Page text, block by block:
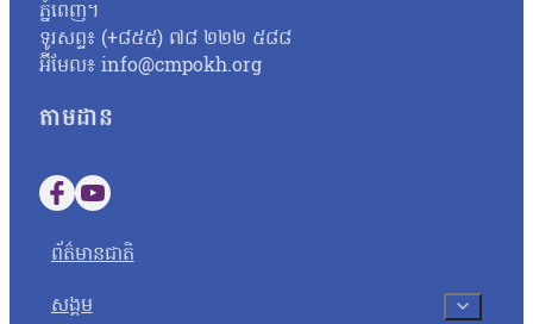
សូត្របានទេ គួរតែបញ្ជាក់វិញបញ្ជាក់ប្រាប់វិញថា អញ្ចេះអញ្ចោះវិញ
ប្រឡងសញ្ញាបត្រមធ្យមសិក្សាទុតិយភូមិ សម័យប្រឡង ២៨ សីហា ២០២
បេក្ខជនថ្នាក់វិទ្យាសាស្ត្រចំនួនជាង៤ម៉ឺននាក់ (៤០ ៦៧៨ នាក់) ស្ត្រី
ភ្នំពេញ។
ទូរសព្ទ៖ (+៨៥៥) ៧៨ ២២២ ៥៨៨
អ៊ីមែល៖ info@cmpokh.org
តាមដាន
Follow us on Facebook
Follow us on YouTube
ព័ត៌មានជាតិ
សង្គម